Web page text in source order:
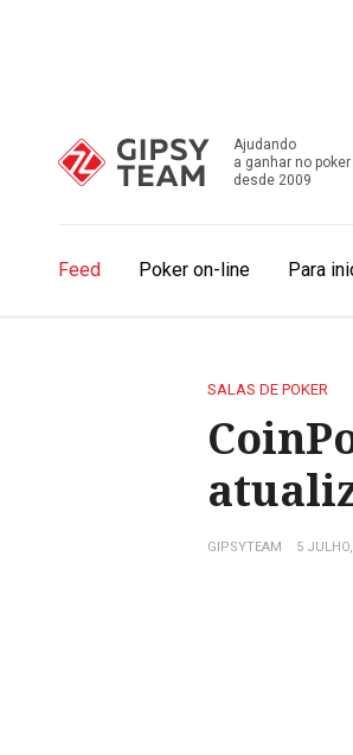
Ajudando
a ganhar no poker
desde 2009
Feed Poker on-line Para
SALAS DE POKER
GIPSYTEAM 5